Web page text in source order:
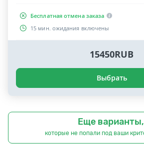
Бесплатная отмена заказа
15 мин. ожидания включены
15450RUB
Выбрать
Еще варианты,
которые не попали под ваши